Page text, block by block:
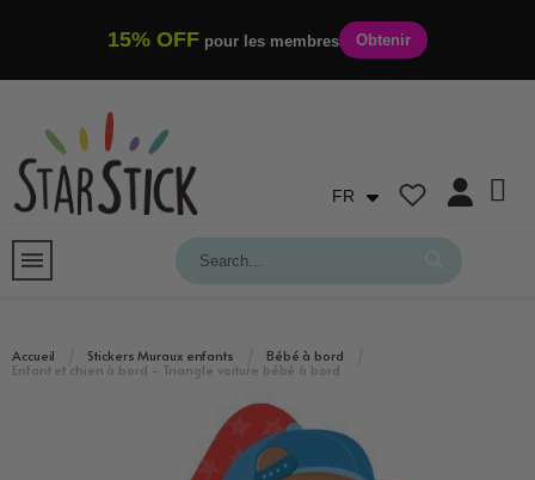
15% OFF pour les membres Obtenir
FR
Accueil Stickers Muraux enfants
Bébé à bord
Enfant et chien à bord - Triangle voiture bébé à bord